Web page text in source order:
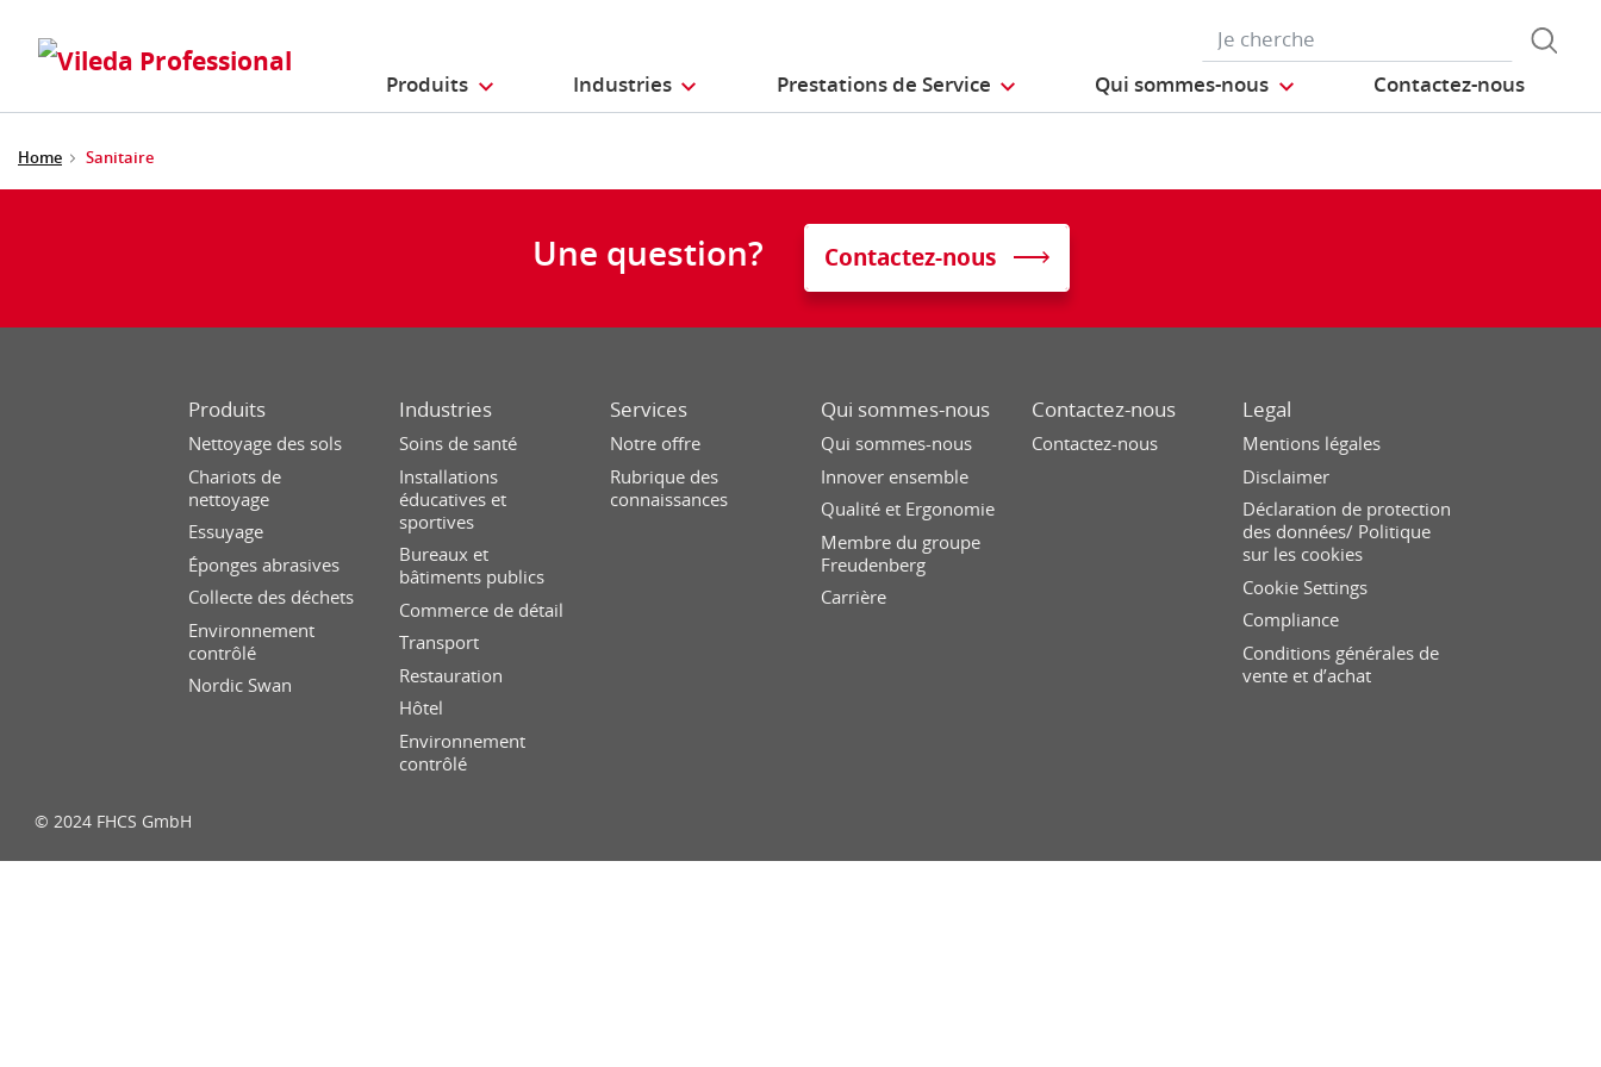
Produits Industries Prestations de Service Qui sommes-nous Contactez-nous
Home Sanitaire
Une question? Contactez-nous
Produits
Nettoyage des sols
Chariots de
nettoyage
Essuyage
Éponges abrasives
Collecte des déchets
Environnement
contrôlé
Nordic Swan
Industries
Soins de santé
Installations
éducatives et
sportives
Bureaux et
bâtiments publics
Commerce de détail
Transport
Restauration
Hôtel
Environnement
contrôlé
Services
Notre offre
Rubrique des
connaissances
Qui sommes-nous
Qui sommes-nous
Innover ensemble
Qualité et Ergonomie
Membre du groupe
Freudenberg
Carrière
Contactez-nous
Contactez-nous
Legal
Mentions légales
Disclaimer
Déclaration de protection
des données/ Politique
sur les cookies
Cookie Settings
Compliance
Conditions générales de
vente et d’achat
© 2024 FHCS GmbH